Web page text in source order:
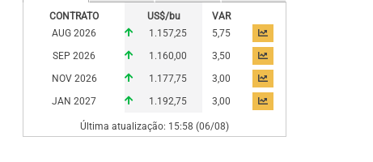
CONTRATO
US$/bu
VAR
AUG 2026
1.157,25
5,75
SEP 2026
1.160,00
3,50
NOV 2026
1.177,75
3,00
JAN 2027
1.192,75 3,00
Última atualização: 15:58 (06/08)